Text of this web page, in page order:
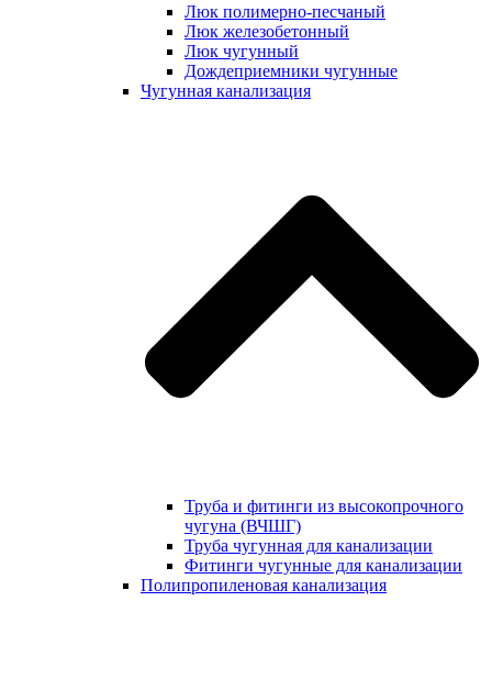
Люк полимерно-песчаный
Люк железобетонный
Люк чугунный
Дождеприемники чугунные
Чугунная канализация
Труба и фитинги из высокопрочного
чугуна (ВЧШГ)
Труба чугунная для канализации
Фитинги чугунные для канализации
Полипропиленовая канализация